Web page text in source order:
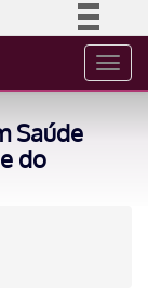
Saúde
do